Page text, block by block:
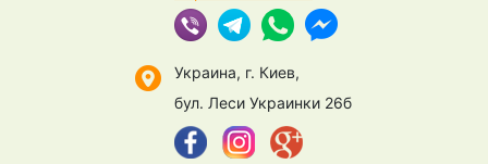
Украина, г. Киев,
бул. Леси Украинки 26б